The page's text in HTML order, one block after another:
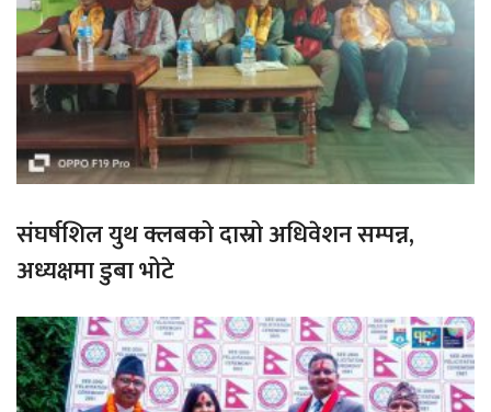
संघर्षशिल युथ क्लबको दास्रो अधिवेशन सम्पन्न,
अध्यक्षमा डुबा भोटे